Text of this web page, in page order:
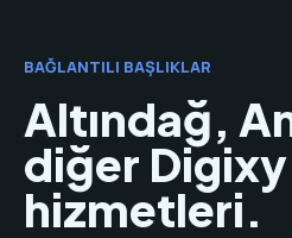
BAĞLANTILI BAŞLIKLAR
Altındağ,
diğer Digixy
hizmetleri.